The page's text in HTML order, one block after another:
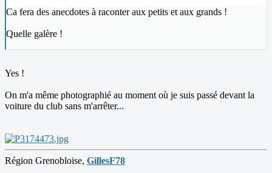
Ca fera des anecdotes à raconter aux petits et aux grands !
Quelle galère !
Yes !
On m'a même photographié au moment où je suis passé devant la
voiture du club sans m'arrêter...
Région Grenobloise, GillesF78